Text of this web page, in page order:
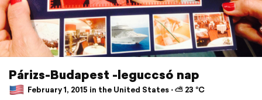
Párizs-Budapest -leguccsó nap
February 1, 2015 in the United States ⋅ ⛅ 23 °C